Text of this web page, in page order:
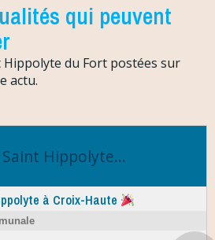
qui peuvent
Hippolyte du Fort postées sur
actu.
Hippolyte...
à Croix-Haute